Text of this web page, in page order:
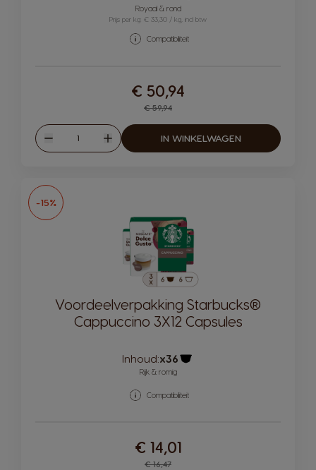
Pictogram capsule
Royaal & rond
Prijs per kg: € 33,30 / kg, incl btw
Compatibiliteit
Regular Price
€ 59,94
€ 50,94
Verlagen
Hoeveelheid
Verhogen
IN WINKELWAGEN
-15%
Voordeelverpakking Starbucks®
Cappuccino 3X12 Capsules
Inhoud:x36
Rijk & romig
Compatibiliteit
Regular Price
€ 16,47
€ 14,01